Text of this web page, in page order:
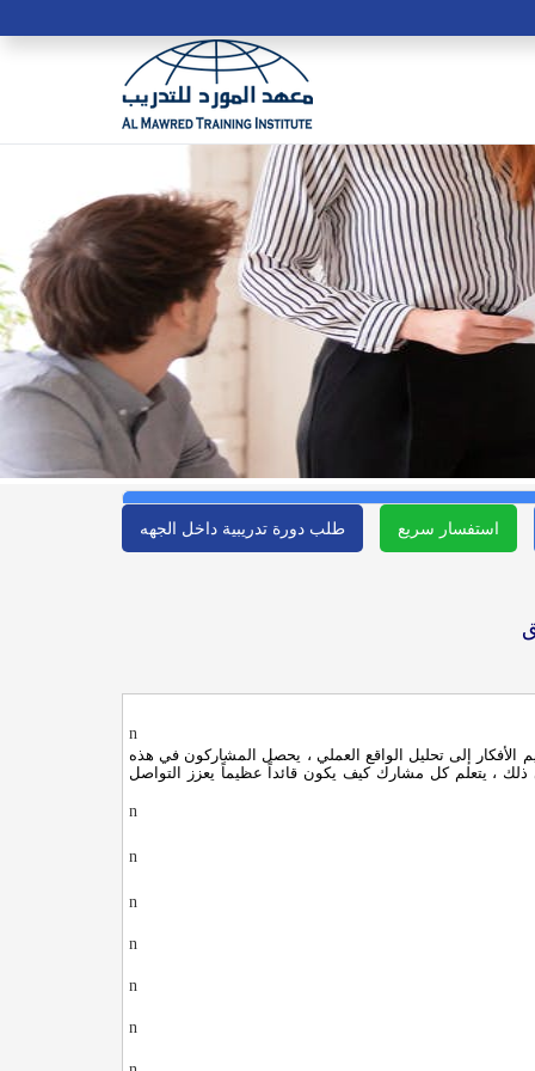
طلب دورة تدريبية داخل الجهه استفسار سريع
n
الأفكار إلى تحليل الواقع العملي ، يحصل المشاركون في هذه
ذلك ، يتعلم كل مشارك كيف يكون قائداً عظيماً يعزز التواصل
n
n
n
n
n
n